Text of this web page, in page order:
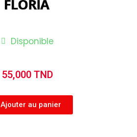
Disponible
55,000 TND
Ajouter au panier